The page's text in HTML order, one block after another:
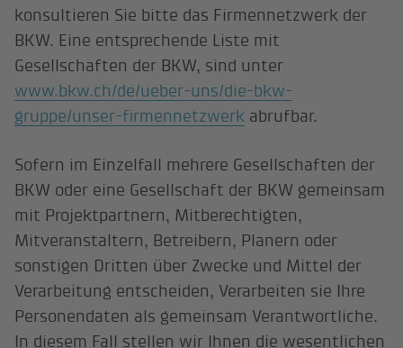
konsultieren Sie bitte das Firmennetzwerk der
BKW. Eine entsprechende Liste mit
Gesellschaften der BKW, sind unter
www.bkw.ch/de/ueber-uns/die-bkw-
gruppe/unser-firmennetzwerk abrufbar.
Sofern im Einzelfall mehrere Gesellschaften der
BKW oder eine Gesellschaft der BKW gemeinsam
mit Projektpartnern, Mitberechtigten,
Mitveranstaltern, Betreibern, Planern oder
sonstigen Dritten über Zwecke und Mittel der
Verarbeitung entscheiden, Verarbeiten sie Ihre
Personendaten als gemeinsam Verantwortliche.
In diesem Fall stellen wir Ihnen die wesentlichen